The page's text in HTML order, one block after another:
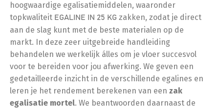
hoogwaardige egalisatiemiddelen, waaronder
topkwaliteit EGALINE IN 25 KG zakken, zodat je direct
aan de slag kunt met de beste materialen op de
markt. In deze zeer uitgebreide handleiding
behandelen we werkelijk álles om je vloer succesvol
voor te bereiden voor jou afwerking. We geven een
gedetailleerde inzicht in de verschillende egalines en
leren je het rendement berekenen van een zak
egalisatie mortel. We beantwoorden daarnaast de